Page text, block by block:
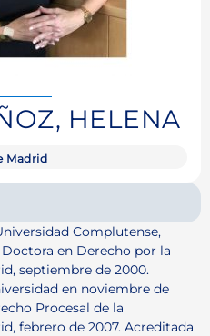
HELENA
Madrid
Complutense,
en Derecho por la
septiembre de 2000.
en noviembre de
Procesal de la
febrero de 2007. Acreditada